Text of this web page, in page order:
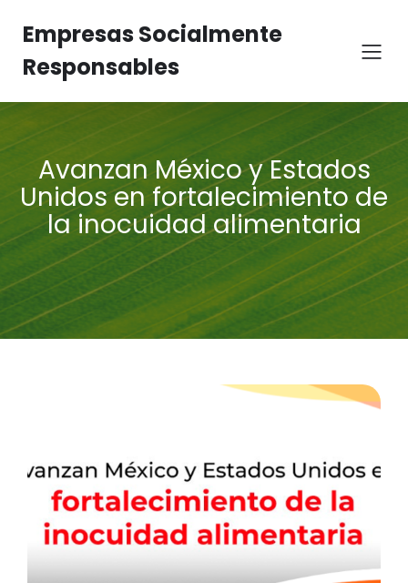
Empresas Socialmente
Responsables
Avanzan México y Estados
Unidos en fortalecimiento de
la inocuidad alimentaria